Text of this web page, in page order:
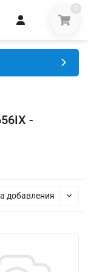
0
-
добавления